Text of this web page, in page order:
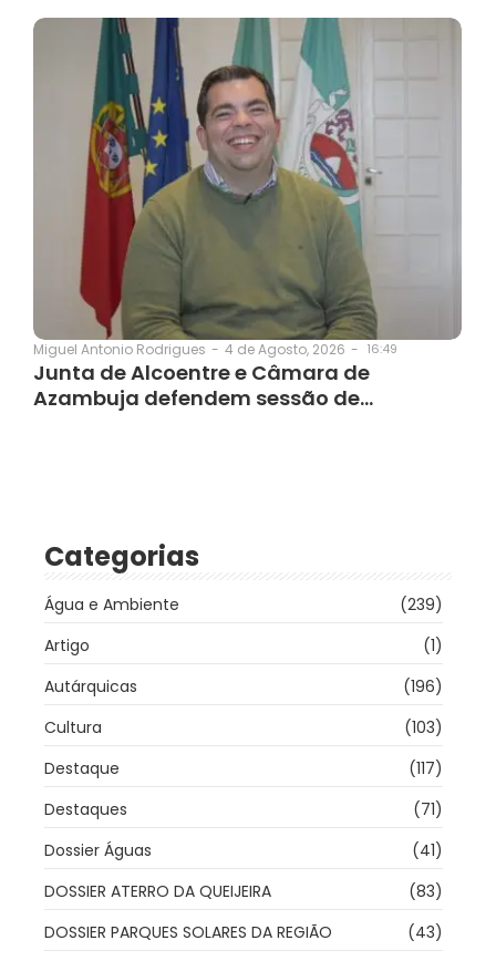
Miguel Antonio Rodrigues - 4 de Agosto, 2026 - 16:49
Junta de Alcoentre e Câmara de
Azambuja defendem sessão de…
Categorias
Água e Ambiente
(239)
Artigo
(1)
Autárquicas
(196)
Cultura
(103)
Destaque
(117)
Destaques
(71)
Dossier Águas
(41)
DOSSIER ATERRO DA QUEIJEIRA
(83)
DOSSIER PARQUES SOLARES DA REGIÃO
(43)